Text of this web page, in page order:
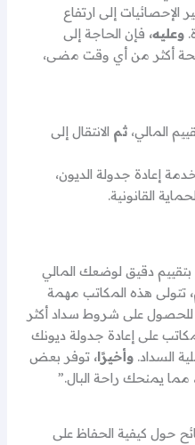
الإحصائيات إلى ارتفاع
وعليه، فإن الحاجة إلى
أكثر من أي وقت مضى،
المالي،ثم الانتقال إلى
إعادة جدولة الديون،
القانونية.
دقيق لوضعك المالي
تتولى هذه المكاتب مهمة
للحصول على شروط سداد أكثر
على إعادة جدولة ديونك
السداد.وأخيرًا، توفر بعض
مما يمنحك راحة البال.”
حول كيفية الحفاظ على